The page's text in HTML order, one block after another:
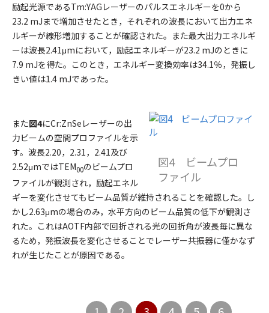
励起光源であるTm:YAGレーザーのパルスエネルギーを0から
23.2 mJまで増加させたとき，それぞれの波長において出力エネ
ルギーが線形増加することが確認された。また最大出力エネルギ
ーは波長2.41μmにおいて，励起エネルギーが23.2 mJのときに
7.9 mJを得た。このとき，エネルギー変換効率は34.1％，発振し
きい値は1.4 mJであった。
図4 ビームプロ
ファイル
また図4にCr:ZnSeレーザーの出
力ビームの空間プロファイルを示
す。波長2.20，2.31，2.41及び
2.52μmではTEM00のビームプロ
ファイルが観測され，励起エネル
ギーを変化させてもビーム品質が維持されることを確認した。し
かし2.63μmの場合のみ，水平方向のビーム品質の低下が観測さ
れた。これはAOTF内部で回折される光の回折角が波長毎に異な
るため，発振波長を変化させることでレーザー共振器に僅かなず
れが生じたことが原因である。